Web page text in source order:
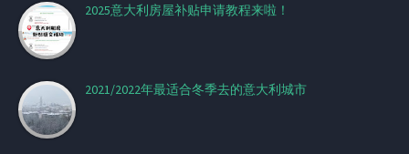
2025意大利房屋补贴申请教程来啦！
2021/2022年最适合冬季去的意大利城市